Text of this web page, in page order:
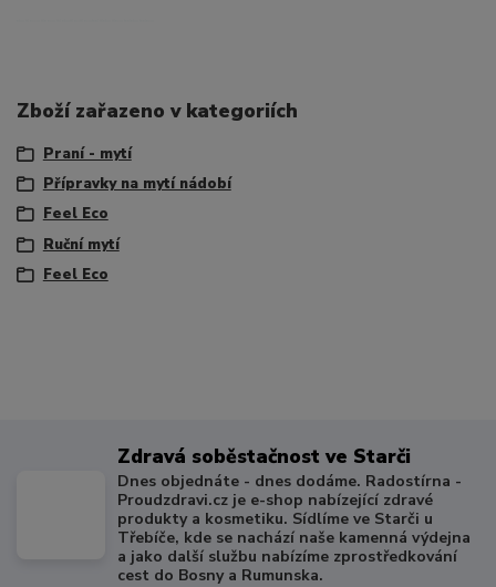
Zboží zařazeno v kategoriích
Praní - mytí
Přípravky na mytí nádobí
Feel Eco
Ruční mytí
Feel Eco
Zdravá soběstačnost ve Starči
Dnes objednáte - dnes dodáme. Radostírna -
Proudzdravi.cz je e-shop nabízející zdravé
produkty a kosmetiku. Sídlíme ve Starči u
Třebíče, kde se nachází naše kamenná výdejna
a jako další službu nabízíme zprostředkování
cest do Bosny a Rumunska.